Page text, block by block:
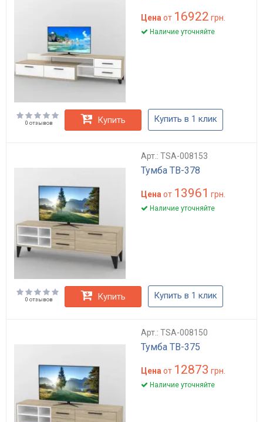
Цена от 16922 грн.
Наличие уточняйте
0 отзывов Купить Купить в 1 клик
Арт.: TSA-008153
Тумба ТВ-378
Цена от 13961 грн.
Наличие уточняйте
0 отзывов Купить Купить в 1 клик
Арт.: TSA-008150
Тумба ТВ-375
Цена от 12873 грн.
Наличие уточняйте